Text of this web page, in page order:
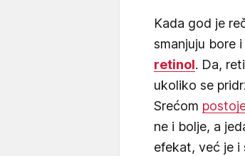
Kada god je
smanjuju bore
retinol. Da,
ukoliko se
Srećom
ne i bolje, a
efekat, već je